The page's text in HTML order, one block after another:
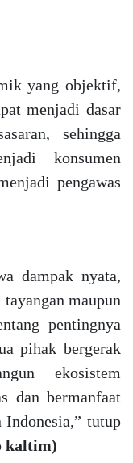
yang objektif,
menjadi dasar
sehingga
konsumen
pengawas
dampak nyata,
maupun
pentingnya
pihak bergerak
ekosistem
dan bermanfaat
tutup
kaltim)